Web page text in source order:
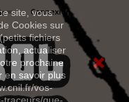
site, vous
Cookies sur
fichiers
actualiser
prochaine
en savoir plus
vos-
Connexion